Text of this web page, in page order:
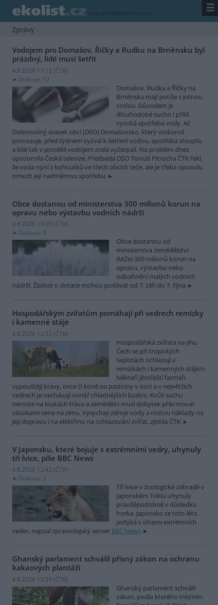
/ zpravodajství / zprávy ☰
Zprávy
Vodojem pro Domašov, Říčky a Rudku na Brněnsku byl
prázdný, lidé musí šetřit
4.8.2026 17:12 (ČTK)
Diskuse: 12
Domašov, Rudka a Říčky na
Brněnsku mají potíže s pitnou
vodou. Důvodem je
dlouhodobé sucho i příliš
vysoká spotřeba vody. Ač
Dobrovolný svazek obcí (DSO) Domašovsko, který vodovod
provozuje, před týdnem vyzval k šetření vodou, spotřeba stoupla,
a lidé tak v pondělí vodojem zcela vyčerpali. Na problém dnes
upozornila Česká televize. Předseda DSO Tomáš Pitrocha ČTK řekl,
že voda nyní z kohoutků ve třech obcích teče, ale je třeba opravdu
omezit její nadměrnou spotřebu.
Obce dostanou od ministerstva 300 milionů korun na
opravu nebo výstavbu vodních nádrží
4.8.2026 13:09 (ČTK)
Diskuse: 3
Obce dostanou od
ministerstva zemědělství
(MZe) 300 milionů korun na
opravu, výstavbu nebo
odbahnění malých vodních
nádrží. Žádost o dotace mohou podávat od 7. září do 7. října.
Hospodářským zvířatům pomáhají při vedrech remízky
i kamenné stáje
4.8.2026 12:52 (ČTK)
Hospodářská zvířata na jihu
Čech se při tropických
teplotách ochlazují v
remízkách i kamenných stájích.
Někteří jihočeští farmáři
vypouštějí krávy, ovce či koně na pastviny v noci a v největších
vedrech je nechávají uvnitř chladnějších budov. Kvůli suchu
neroste na loukách tráva a zemědělci musí dobytek přikrmovat
zásobami sena na zimu. Vysychají zdroje vody a rostou náklady na
její dopravu i na elektřinu na ochlazování zvířat, zjistila ČTK.
V Japonsku, které bojuje s extrémními vedry, uhynuly
tři lvice, píše BBC News
4.8.2026 12:42 (ČTK)
Diskuse: 2
Tři lvice v zoologické zahradě v
japonském Tokiu uhynuly
pravděpodobně v důsledku
horka. Japonsko se toto léto
potýká s vlnami extrémních
veder, napsal zpravodajský server BBC News.
Ghanský parlament schválil přísný zákon na ochranu
kakaových plantáží
4.8.2026 12:39 (ČTK)
Ghanský parlament schválil
zákon, podle kterého místním